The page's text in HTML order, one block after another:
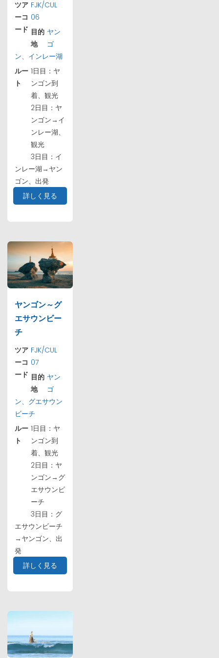
ツア
ーコ
ード
FJK/CUL
06
目的
地
ヤン
ゴ
ン、インレー湖
ルー
ト
1日目：ヤ
ンゴン到
着、観光
2日目：ヤ
ンゴン→イ
ンレー湖、
観光
3日目：イ
ンレー湖→ヤン
ゴン、出発
詳しく見る
ヤンゴン～グ
エサウンビー
チ
ツア
ーコ
ード
FJK/CUL
07
目的
地
ヤン
ゴ
ン、グエサウン
ビーチ
ルー
ト
1日目：ヤ
ンゴン到
着、観光
2日目：ヤ
ンゴン→グ
エサウンビ
ーチ
3日目：グ
エサウンビーチ
→ヤンゴン、出
発
詳しく見る